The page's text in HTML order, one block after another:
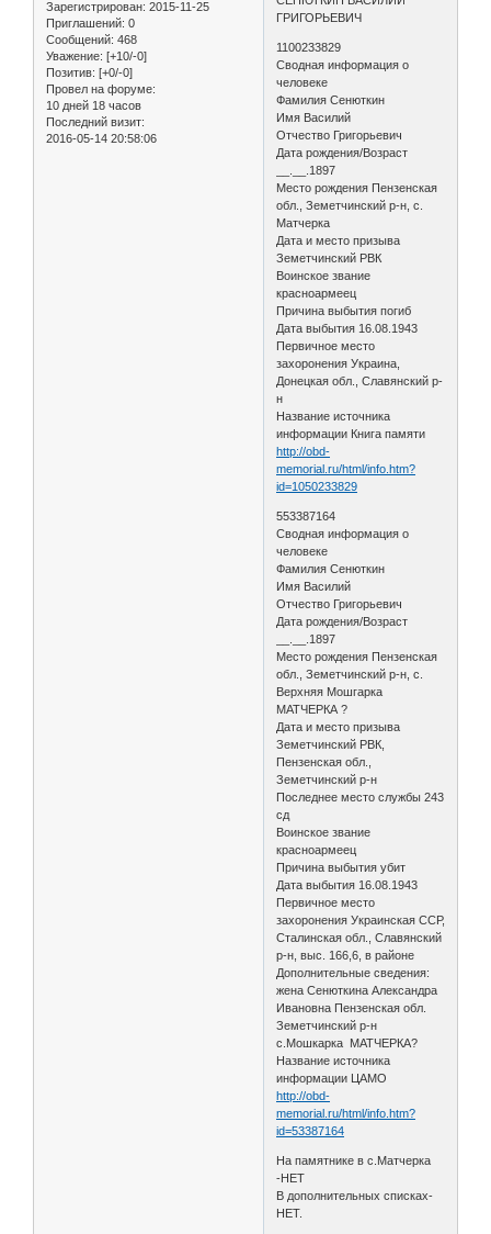
Зарегистрирован: 2015-11-25
Приглашений: 0
Сообщений: 468
Уважение: [+10/-0]
Позитив: [+0/-0]
Провел на форуме:
10 дней 18 часов
Последний визит:
2016-05-14 20:58:06
ГРИГОРЬЕВИЧ
1100233829
Сводная информация о
человеке
Фамилия Сенюткин
Имя Василий
Отчество Григорьевич
Дата рождения/Возраст
__.__.1897
Место рождения Пензенская
обл., Земетчинский р-н, с.
Матчерка
Дата и место призыва
Земетчинский РВК
Воинское звание
красноармеец
Причина выбытия погиб
Дата выбытия 16.08.1943
Первичное место
захоронения Украина,
Донецкая обл., Славянский р-
н
Название источника
информации Книга памяти
http://obd-
memorial.ru/html/info.htm?
id=1050233829
553387164
Сводная информация о
человеке
Фамилия Сенюткин
Имя Василий
Отчество Григорьевич
Дата рождения/Возраст
__.__.1897
Место рождения Пензенская
обл., Земетчинский р-н, с.
Верхняя Мошгарка
МАТЧЕРКА ?
Дата и место призыва
Земетчинский РВК,
Пензенская обл.,
Земетчинский р-н
Последнее место службы 243
сд
Воинское звание
красноармеец
Причина выбытия убит
Дата выбытия 16.08.1943
Первичное место
захоронения Украинская ССР,
Сталинская обл., Славянский
р-н, выс. 166,6, в районе
Дополнительные сведения:
жена Сенюткина Александра
Ивановна Пензенская обл.
Земетчинский р-н
с.Мошкарка МАТЧЕРКА?
Название источника
информации ЦАМО
http://obd-
memorial.ru/html/info.htm?
id=53387164
На памятнике в с.Матчерка
-НЕТ
В дополнительных списках-
НЕТ.